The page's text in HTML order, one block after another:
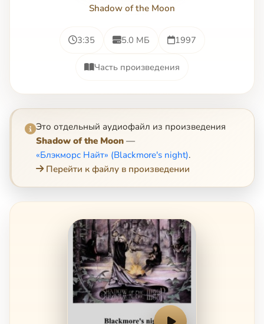
Shadow of the Moon
3:35 5.0 МБ 1997
Часть произведения
Это отдельный аудиофайл из произведения
Shadow of the Moon —
«Блэкморс Найт» (Blackmore's night).
Перейти к файлу в произведении